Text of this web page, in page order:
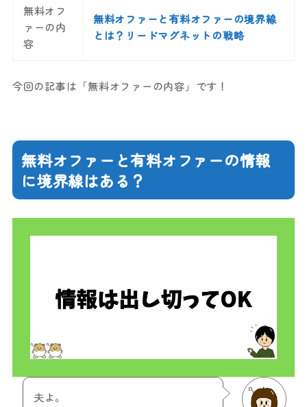
無料オフ
ァーの内
容
無料オファーと有料オファーの境界線
とは？リードマグネットの戦略
今回の記事は「無料オファーの内容」です！
無料オファーと有料オファーの情報
に境界線はある？
夫よ。